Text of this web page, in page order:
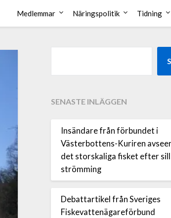
Medlemmar Näringspolitik Tidning
SENASTE INLÄGGEN
Insändare från förbundet i
Västerbottens-Kuriren
det storskaliga fisket efter sill
strömming
Debattartikel från Sveriges
Fiskevattenägareförbund